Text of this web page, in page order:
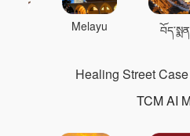
Melayu
Healing Street Case
TCM AI